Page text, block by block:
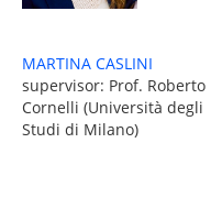
MARTINA CASLINI
supervisor: Prof. Roberto
Cornelli (Università degli
Studi di Milano)